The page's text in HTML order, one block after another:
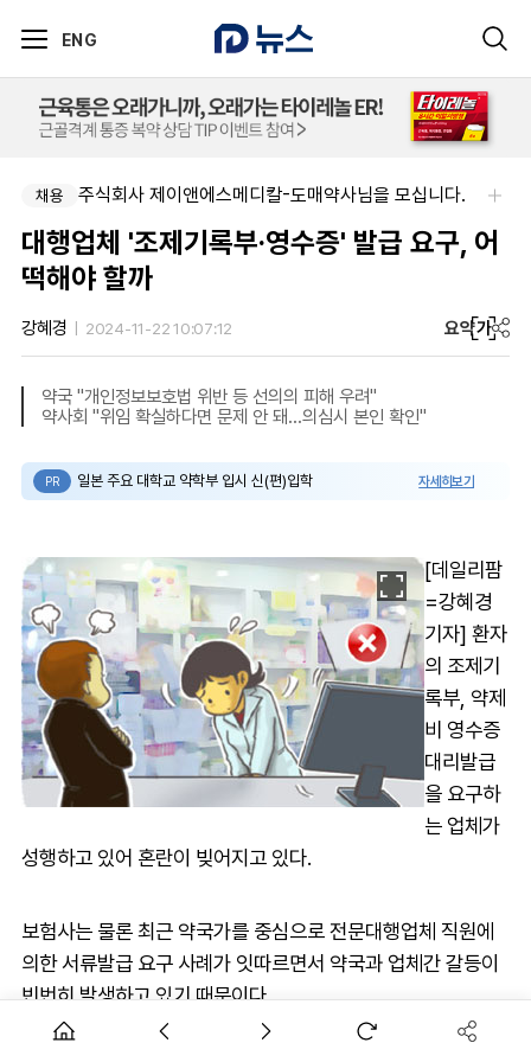
ENG
채용 주식회사 제이앤에스메디칼-도매약사님을 모십니다.
대행업체 '조제기록부·영수증' 발급 요구, 어
떡해야 할까
강혜경 2024-11-22 10:07:12 요약가
약국 "개인정보보호법 위반 등 선의의 피해 우려"
약사회 "위임 확실하다면 문제 안 돼…의심시 본인 확인"
PR 일본 주요 대학교 약학부 입시 신(편)입학 자세히보기
[데일리팜
=강혜경
기자] 환자
의 조제기
록부, 약제
비 영수증
대리발급
을 요구하
는 업체가
성행하고 있어 혼란이 빚어지고 있다.
보험사는 물론 최근 약국가를 중심으로 전문대행업체 직원에
의한 서류발급 요구 사례가 잇따르면서 약국과 업체간 갈등이
빈번히 발생하고 있기 때문이다.
자칫 약국에서 본인이 아닌 제3자에게 조제기록부와 약제비